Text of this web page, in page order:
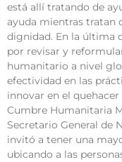
está allí tratando de
ayuda mientras tratan
dignidad. En la última
por revisar y
humanitario a nivel
efectividad en las
innovar en el
Cumbre Humanitaria
Secretario General de
invitó a tener una
ubicando a las